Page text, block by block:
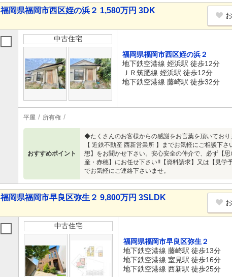
福岡県福岡市西区姪の浜２ 1,580万円 3DK
中古住宅
福岡県福岡市西区姪の浜２
地下鉄空港線 姪浜駅 徒歩12分
ＪＲ筑肥線 姪浜駅 徒歩12分
地下鉄空港線 藤崎駅 徒歩32分
平屋 所有権
おすすめポイント
◆たくさんのお客様からの感謝をお言葉を頂いてお
【 近鉄不動産 西新営業所 】までお気軽にご相談下
想】をお聞かせ下さい。安心安全の仲介で、必ず【
産・赤穗】にお任せ下さい!!【資料請求】又は【見
でお気軽にご連絡下さいませ。
福岡県福岡市早良区弥生２ 9,800万円 3SLDK
中古住宅
福岡県福岡市早良区弥生２
地下鉄空港線 藤崎駅 徒歩13分
地下鉄空港線 室見駅 徒歩16分
地下鉄空港線 西新駅 徒歩25分